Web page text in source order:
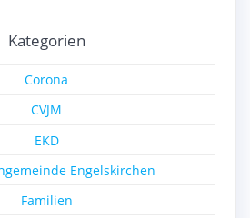
Kategorien
Corona
CVJM
EKD
Engelskirchen
Familien